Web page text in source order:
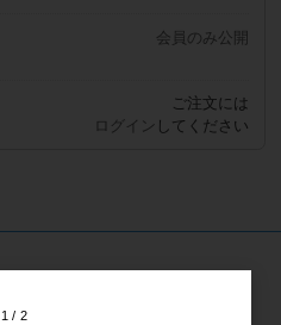
会員のみ公開
ご注文には
ログイン してください
1 2